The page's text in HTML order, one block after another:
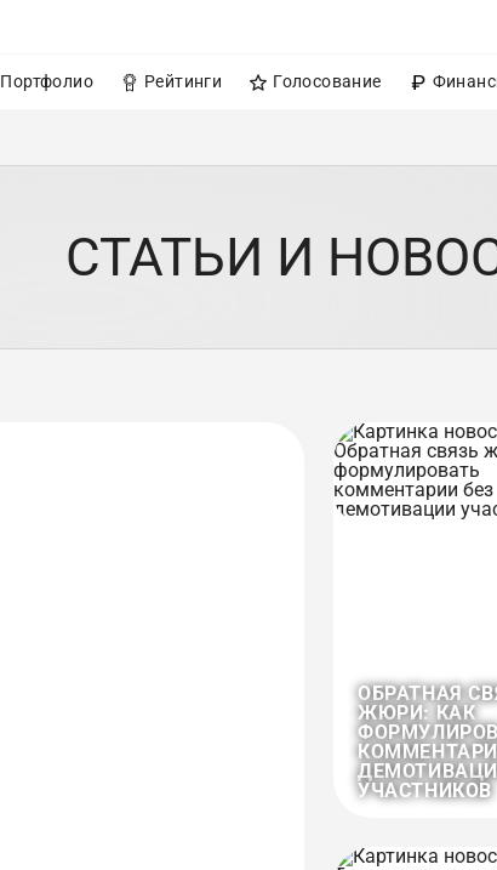
Портфолио Рейтинги Голосование
СТАТЬИ И
ОБРАТНАЯ
ЖЮРИ: КАК
УЧАСТНИКОВ